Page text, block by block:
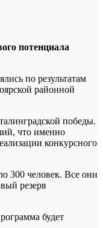
потенциала
по результатам
районной
победы.
что именно
конкурсного
300 человек. Все они
резерв
будет